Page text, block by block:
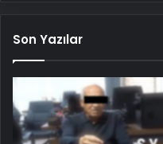
Son Yazılar